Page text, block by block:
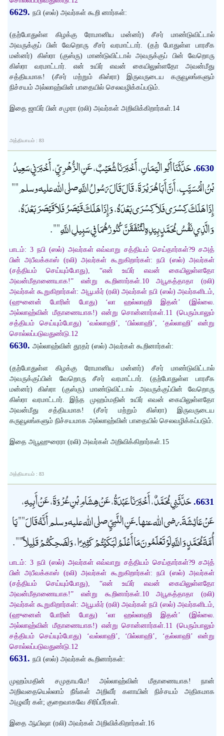
6629. நபி (ஸல்) அவர்கள் கூறி னார்கள்:
(தற்போதுள்ள கிழக்கு ரோமானிய மன்னர்) சீசர் மாண்டுவிட்டால்
அவருக்குப் பின் வேறொரு சீசர் வரமாட்டார். (தற் போதுள்ள பாரசீக
மன்னர்) கிஸ்ரா (குஸ்ரு) மாண்டுவிட்டால் அவருக்குப் பின் வேறொரு
கிஸ்ரா வரமாட்டார். என் உயிர் எவன் கையிலுள்ளதோ அவன்மீது
சத்தியமாக! (சீசர் மற்றும் கிஸ்ரா) இருவருடைய கருவூலங்களும்
நிச்சயம் அல்லாஹ்வின் பாதையில் செலவழிக்கப்படும்.
இதை ஜாபிர் பின் சமுரா (ரலி) அவர்கள் அறிவிக்கிறார்கள்.14
அத்தியாயம் : 83
6630. حَدَّثَنَا أَبُو الْيَمَانِ، أَخْبَرَنَا شُعَيْبٌ، عَنِ الزُّهْرِيِّ، أَخْبَرَنِي سَعِيدُ
بْنُ الْمُسَيَّبِ، أَنَّ أَبَا هُرَيْرَةَ، قَالَ قَالَ رَسُولُ اللَّهِ صلى الله عليه وسلم ""
إِذَا هَلَكَ كِسْرَى فَلاَ كِسْرَى بَعْدَهُ، وَإِذَا هَلَكَ قَيْصَرُ فَلاَ قَيْصَرَ بَعْدَهُ،
وَالَّذِي نَفْسُ مُحَمَّدٍ بِيَدِهِ لَتُنْفَقَنَّ كُنُوزُهُمَا فِي سَبِيلِ اللَّهِ "".
பாடம்: 3 நபி (ஸல்) அவர்கள் எவ்வாறு சத்தியம் செய்தார்கள்?9 சஅத்
பின் அபீவக்காஸ் (ரலி) அவர்கள் கூறுகிறார்கள்: நபி (ஸல்) அவர்கள்
(சத்தியம் செய்யும்போது), “என் உயிர் எவன் கையிலுள்ளதோ
அவன்மீதாணையாக!” என்று கூறினார்கள்.10 அபூகத்தாதா (ரலி)
அவர்கள் கூறுகிறார்கள்: அபூபக்ர் (ரலி) அவர்கள் நபி (ஸல்) அவர்களிடம்,
(ஹுனைன் போரின் போது) ‘லா ஹல்லாஹி இதன்’ (இல்லை.
அல்லாஹ்வின் மீதாணையாக!) என்று சொன்னார்கள்.11 (பெரும்பாலும்
சத்தியம் செய்யும்போது) ‘வல்லாஹி’, ‘பில்லாஹி’, ‘தல்லாஹி’ என்று
சொல்லப்படுவதுண்டு.12
6630. அல்லாஹ்வின் தூதர் (ஸல்) அவர்கள் கூறினார்கள்:
(தற்போதுள்ள கிழக்கு ரோமானிய மன்னர்) சீசர் மாண்டுவிட்டால்
அவருக்குப்பின் வேறொரு சீசர் வரமாட்டார். (தற்போதுள்ள பாரசீக
மன்னர்) கிஸ்ரா (குஸ்ரு) மாண்டுவிட்டால் அவருக்குப்பின் வேறொரு
கிஸ்ரா வரமாட்டார். இந்த முஹம்மதின் உயிர் எவன் கையிலுள்ளதோ
அவன்மீது சத்தியமாக! (சீசர் மற்றும் கிஸ்ரா) இருவருடைய
கருவூலங்களும் நிச்சயமாக அல்லாஹ்வின் பாதையில் செலவழிக்கப்படும்.
இதை அபூஹுரைரா (ரலி) அவர்கள் அறிவிக்கிறார்கள்.15
அத்தியாயம் : 83
6631. حَدَّثَنِي مُحَمَّدٌ، أَخْبَرَنَا عَبْدَةُ، عَنْ هِشَامِ بْنِ عُرْوَةَ، عَنْ أَبِيهِ،
عَنْ عَائِشَةَ ـ رضى الله عنها ـ عَنِ النَّبِيِّ صلى الله عليه وسلم أَنَّهُ قَالَ "" يَا
أُمَّةَ مُحَمَّدٍ وَاللَّهِ لَوْ تَعْلَمُونَ مَا أَعْلَمُ لَبَكَيْتُمْ كَثِيرًا، وَلَضَحِكْتُمْ قَلِيلاً "".
பாடம்: 3 நபி (ஸல்) அவர்கள் எவ்வாறு சத்தியம் செய்தார்கள்?9 சஅத்
பின் அபீவக்காஸ் (ரலி) அவர்கள் கூறுகிறார்கள்: நபி (ஸல்) அவர்கள்
(சத்தியம் செய்யும்போது), “என் உயிர் எவன் கையிலுள்ளதோ
அவன்மீதாணையாக!” என்று கூறினார்கள்.10 அபூகத்தாதா (ரலி)
அவர்கள் கூறுகிறார்கள்: அபூபக்ர் (ரலி) அவர்கள் நபி (ஸல்) அவர்களிடம்,
(ஹுனைன் போரின் போது) ‘லா ஹல்லாஹி இதன்’ (இல்லை.
அல்லாஹ்வின் மீதாணையாக!) என்று சொன்னார்கள்.11 (பெரும்பாலும்
சத்தியம் செய்யும்போது) ‘வல்லாஹி’, ‘பில்லாஹி’, ‘தல்லாஹி’ என்று
சொல்லப்படுவதுண்டு.12
6631. நபி (ஸல்) அவர்கள் கூறினார்கள்:
முஹம்மதின் சமுதாயமே! அல்லாஹ்வின் மீதாணையாக! நான்
அறிவதையெல்லாம் நீங்கள் அறிவீர் களாயின் நிச்சயம் அதிகமாக
அழுவீர் கள்; குறைவாகவே சிரிப்பீர்கள்.
இதை ஆயிஷா (ரலி) அவர்கள் அறிவிக்கிறார்கள்.16